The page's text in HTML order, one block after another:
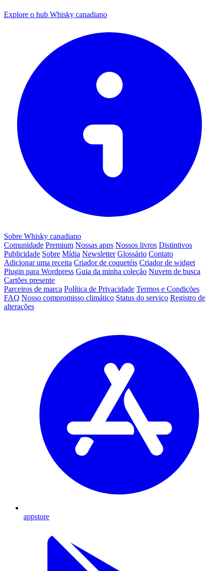
Explore o hub Whisky canadiano
Sobre Whisky canadiano
Comunidade Premium Nossas apps Nossos livros Distintivos
Publicidade Sobre Mídia Newsletter Glossário Contato
Adicionar uma receita Criador de coquetéis Criador de widget
Plugin para Wordpress Guia da minha coleção Nuvem de busca
Cartões presente
Parceiros de marca Política de Privacidade Termos e Condições
FAQ Nosso compromisso climático Status do serviço Registro de
alterações
appstore